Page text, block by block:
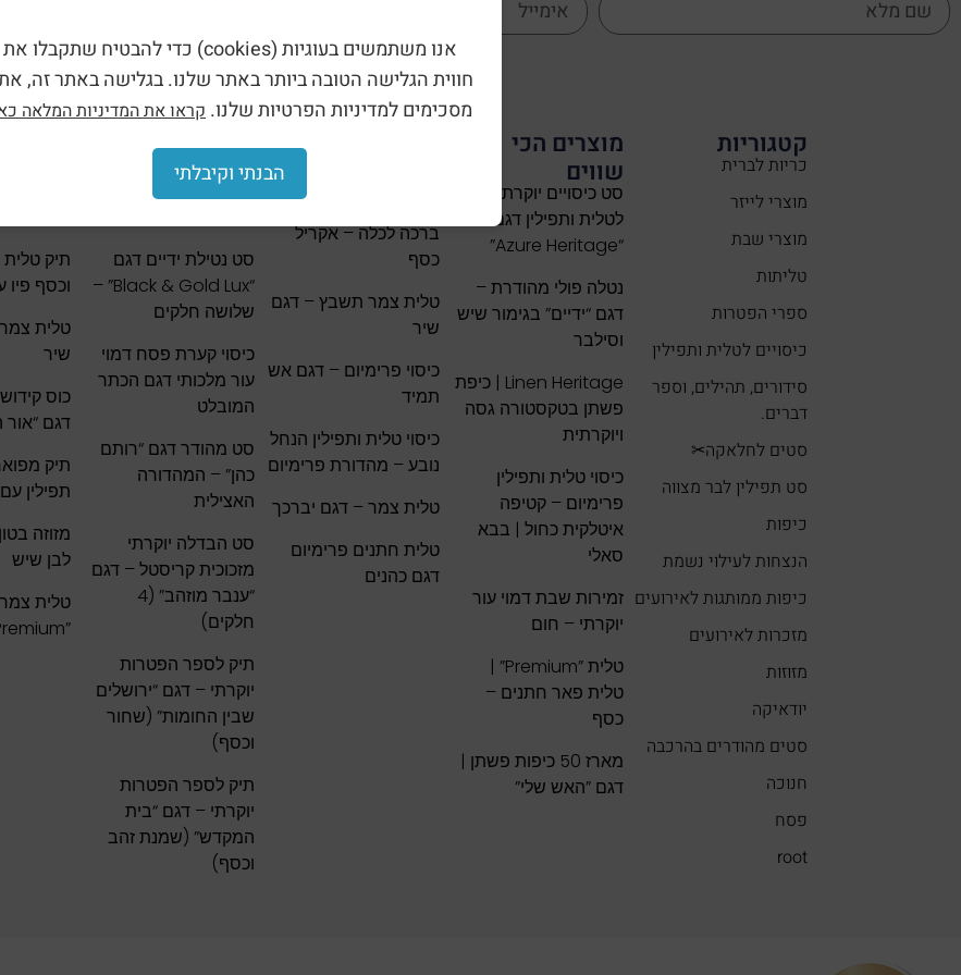
אנו משתמשים בעוגיות (cookies) כדי להבטיח שתקבלו את
חווית הגלישה הטובה ביותר באתר שלנו. בגלישה באתר זה,
מסכימים למדיניות הפרטיות שלנו. קראו את המדיניות המלאה
הבנתי וקיבלתי
קטגוריות
כריות לברית
מוצרי לייזר
מוצרי שבת
טליתות
ספרי הפטרות
כיסויים לטלית ותפילין
סידורים, תהילים, וספר
דברים.
סטים לחלאקה✂
סט תפילין לבר מצווה
כיפות
הנצחות לעילוי נשמת
כיפות ממותגות לאירועים
מזכרות לאירועים
מזוזות
יודאיקה
סטים מהודרים בהרכבה
חנוכה
פסח
root
מוצרים הכי
שווים
סט כיסויים יוקרתי
לטלית ותפילין דגם
“Azure Heritage”
נטלה פולי מהודרת –
דגם “ידיים” בגימור שיש
וסילבר
Linen Heritage | כיפת
פשתן בטקסטורה גסה
ויוקרתית
כיסוי טלית ותפילין
פרימיום – קטיפה
איטלקית כחול | בבא
סאלי
זמירות שבת דמוי עור
יוקרתי – חום
טלית ”Premium” |
טלית פאר חתנים –
כסף
מארז 50 כיפות פשתן |
דגם ”האש שלי”
מוצרים חדשים
ברכה לכלה – אקריל
כסף
טלית צמר תשבץ – דגם
שיר
כיסוי פרימיום – דגם אש
תמיד
כיסוי טלית ותפילין הנחל
נובע – מהדורת פרימיום
טלית צמר – דגם יברכך
טלית חתנים פרימיום
דגם כהנים
מוצרים בהנחה
סט נטילת ידיים דגם
סט נטילת ידיים דגם
“Black & Gold Lux” –
שלושה חלקים
כיסוי קערת פסח דמוי
עור מלכותי דגם הכתר
המובלט
סט מהודר דגם “רותם
כהן” – המהדורה
האצילית
סט הבדלה יוקרתי
מזכוכית קריסטל – דגם
“ענבר מוזהב” (4
חלקים)
תיק לספר הפטרות
יוקרתי – דגם “ירושלים
שבין החומות” (שחור
וכסף)
תיק לספר הפטרות
יוקרתי – דגם “בית
המקדש” (שמנת זהב
וכסף)
טלית
עם
תיק טלית
וכסף פיו
טלית
שיר
כוס
דגם
תיק
תפילין
לבן שיש
טלית
”Premium” | דגם ייחודי